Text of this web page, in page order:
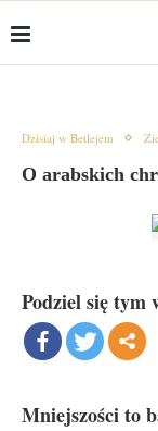
Dzisiaj w Betlejem
O arabskich
Podziel się tym
Mniejszości to